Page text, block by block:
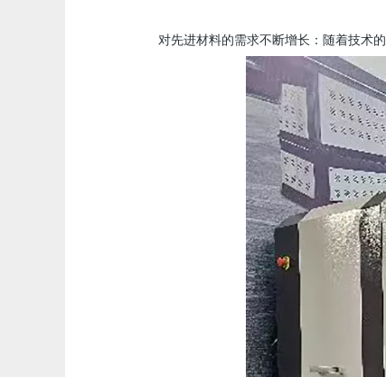
对先进材料的需求不断增长：随着技术